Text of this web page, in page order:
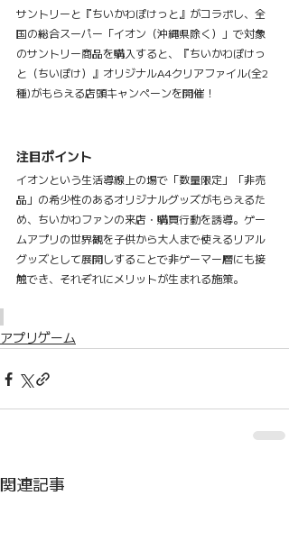
サントリーと『ちいかわぽけっと』がコラボし、全
国の総合スーパー「イオン（沖縄県除く）」で対象
のサントリー商品を購入すると、『ちいかわぽけっ
と（ちいぽけ）』オリジナルA4クリアファイル(全2
種)がもらえる店頭キャンペーンを開催！
注目ポイント
イオンという生活導線上の場で「数量限定」「非売
品」の希少性のあるオリジナルグッズがもらえるた
め、ちいかわファンの来店・購買行動を誘導。ゲー
ムアプリの世界観を子供から大人まで使えるリアル
グッズとして展開しすることで非ゲーマー層にも接
触でき、それぞれにメリットが生まれる施策。
アプリゲーム
関連記事